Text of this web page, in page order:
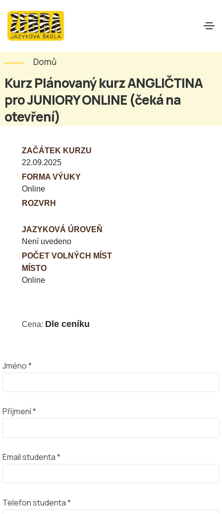
Domů
Kurz Plánovaný kurz ANGLIČTINA
pro JUNIORY ONLINE (čeká na
otevření)
ZAČÁTEK KURZU
22.09.2025
FORMA VÝUKY
Online
ROZVRH
JAZYKOVÁ ÚROVEŇ
Není uvedeno
POČET VOLNÝCH MÍST
MÍSTO
Online
Cena: Dle ceníku
Jméno *
Příjmení *
Email studenta *
Telefon studenta *